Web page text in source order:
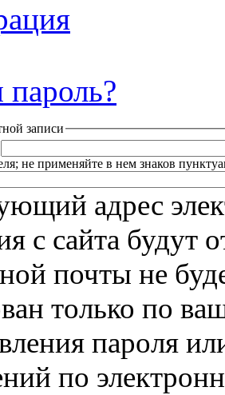
записи
не применяйте в нем знаков
адрес
с сайта будут
почты не
только по
пароля
по